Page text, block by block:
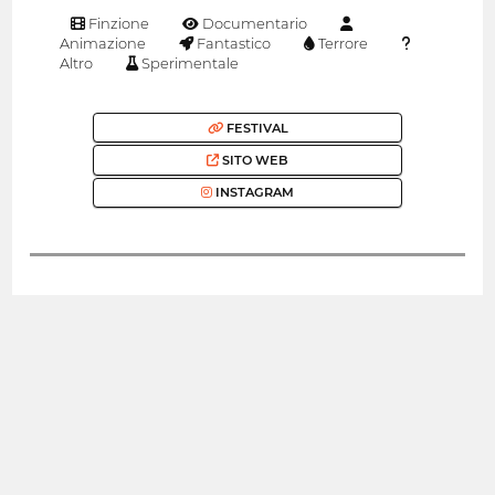
Finzione
Documentario
Animazione
Fantastico
Terrore
Altro
Sperimentale
FESTIVAL
SITO WEB
INSTAGRAM